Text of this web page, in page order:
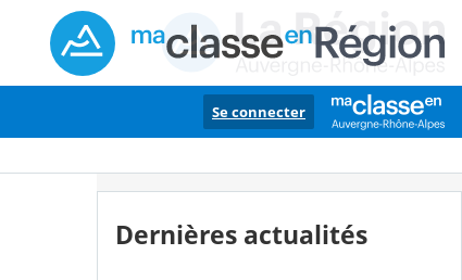
Se connecter
Dernières actualités